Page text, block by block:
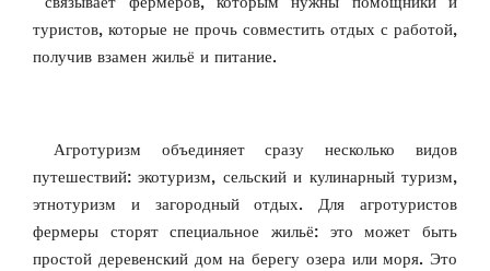
туристов, которые не прочь совместить отдых с работой,
получив взамен жильё и питание.
Агротуризм объединяет сразу несколько видов
путешествий: экотуризм, сельский и кулинарный туризм,
этнотуризм и загородный отдых. Для агротуристов
фермеры сторят специальное жильё: это может быть
простой деревенский дом на берегу озера или моря. Это